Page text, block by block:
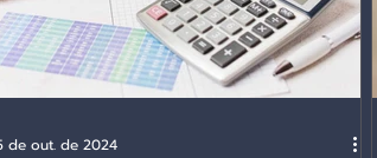
de out. de 2024